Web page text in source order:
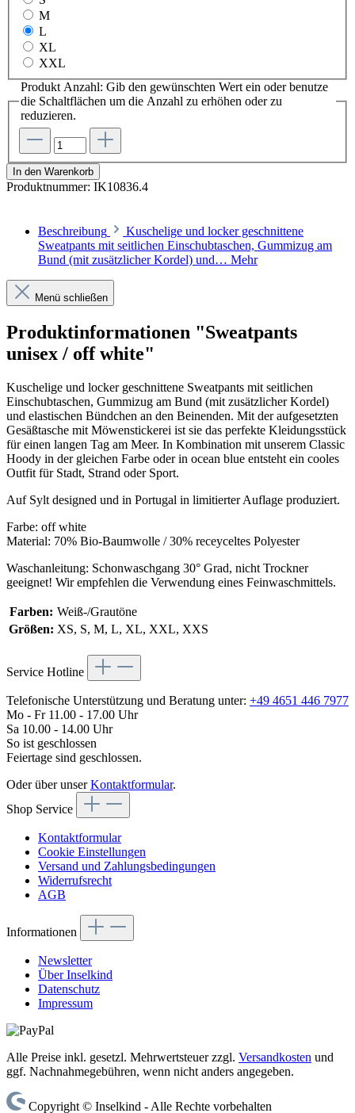
M
L
XL
XXL
Produkt Anzahl: Gib den gewünschten Wert ein oder benutze
die Schaltflächen um die Anzahl zu erhöhen oder zu
reduzieren.
In den Warenkorb
Produktnummer: IK10836.4
Beschreibung
Kuschelige und locker geschnittene
Sweatpants mit seitlichen Einschubtaschen, Gummizug am
Bund (mit zusätzlicher Kordel) und… Mehr
Menü schließen
Produktinformationen "Sweatpants
unisex / off white"
Kuschelige und locker geschnittene Sweatpants mit seitlichen
Einschubtaschen, Gummizug am Bund (mit zusätzlicher Kordel)
und elastischen Bündchen an den Beinenden. Mit der aufgesetzten
Gesäßtasche mit Möwenstickerei ist sie das perfekte Kleidungsstück
für einen langen Tag am Meer. In Kombination mit unserem Classic
Hoody in der gleichen Farbe oder in ocean blue entsteht ein cooles
Outfit für Stadt, Strand oder Sport.
Auf Sylt designed und in Portugal in limitierter Auflage produziert.
Farbe: off white
Material: 70% Bio-Baumwolle / 30% receyceltes Polyester
Waschanleitung: Schonwaschgang 30° Grad, nicht Trockner
geeignet! Wir empfehlen die Verwendung eines Feinwaschmittels.
Farben: Weiß-/Grautöne
Größen: XS, S, M, L, XL, XXL, XXS
Service Hotline
Telefonische Unterstützung und Beratung unter: +49 4651 446 7977
Mo - Fr 11.00 - 17.00 Uhr
Sa 10.00 - 14.00 Uhr
So ist geschlossen
Feiertage sind geschlossen.
Oder über unserKontaktformular.
Shop Service
Kontaktformular
Cookie Einstellungen
Versand und Zahlungsbedingungen
Widerrufsrecht
AGB
Informationen
Newsletter
Über Inselkind
Datenschutz
Impressum
Alle Preise inkl. gesetzl. Mehrwertsteuer zzgl. Versandkosten und
ggf. Nachnahmegebühren, wenn nicht anders angegeben.
Copyright © Inselkind - Alle Rechte vorbehalten